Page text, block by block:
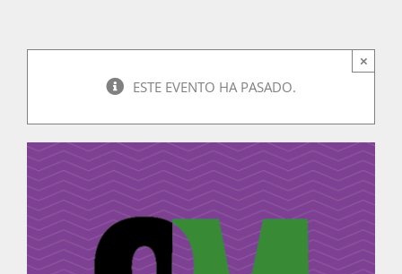
Blog
ESTE EVENTO HA PASADO.
×